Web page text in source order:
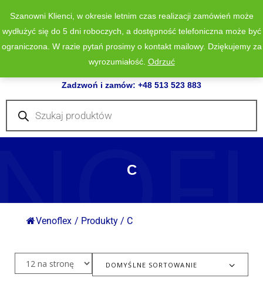
Zadzwoń i zamów: +48 513 523 883
Wyszukiwarka
produktów
C
Venoflex / Produkty / C
DOMYŚLNE SORTOWANIE
Szanowni Klienci, w okresie letnim czas realizacji zamówień może
wydłużyć się do 5 dni roboczych, a dostępność telefoniczna może być
ograniczona. W razie pytań prosimy o kontakt mailowy. Dziękujemy za
wyrozumiałość. Odrzuć